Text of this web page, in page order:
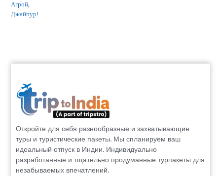
Откройте для себя разнообразные и захватывающие
туры и туристические пакеты. Мы спланируем ваш
идеальный отпуск в Индии. Индивидуально
разработанные и тщательно продуманные турпакеты для
незабываемых впечатлений.